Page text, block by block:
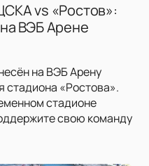
vs «Ростов»:
ВЭБ Арене
на ВЭБ Арену
стадиона «Ростова».
стадионе
свою команду